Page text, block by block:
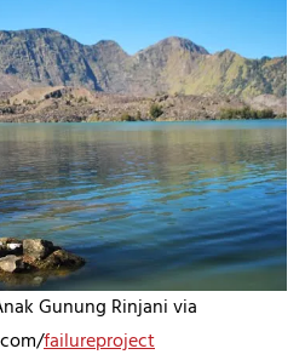
Gunung Rinjani via
failureproject